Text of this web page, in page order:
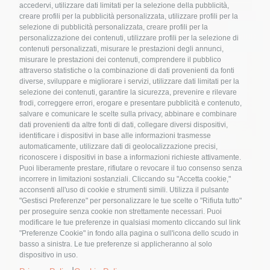
accedervi, utilizzare dati limitati per la selezione della pubblicità,
creare profili per la pubblicità personalizzata, utilizzare profili per la
selezione di pubblicità personalizzata, creare profili per la
personalizzazione dei contenuti, utilizzare profili per la selezione di
contenuti personalizzati, misurare le prestazioni degli annunci,
misurare le prestazioni dei contenuti, comprendere il pubblico
attraverso statistiche o la combinazione di dati provenienti da fonti
diverse, sviluppare e migliorare i servizi, utilizzare dati limitati per la
selezione dei contenuti, garantire la sicurezza, prevenire e rilevare
frodi, correggere errori, erogare e presentare pubblicità e contenuto,
salvare e comunicare le scelte sulla privacy, abbinare e combinare
dati provenienti da altre fonti di dati, collegare diversi dispositivi,
identificare i dispositivi in base alle informazioni trasmesse
automaticamente, utilizzare dati di geolocalizzazione precisi,
riconoscere i dispositivi in base a informazioni richieste attivamente.
Puoi liberamente prestare, rifiutare o revocare il tuo consenso senza
incorrere in limitazioni sostanziali. Cliccando su "Accetta cookie,"
acconsenti all'uso di cookie e strumenti simili. Utilizza il pulsante
"Gestisci Preferenze" per personalizzare le tue scelte o "Rifiuta tutto"
per proseguire senza cookie non strettamente necessari. Puoi
modificare le tue preferenze in qualsiasi momento cliccando sul link
"Preferenze Cookie" in fondo alla pagina o sull'icona dello scudo in
basso a sinistra. Le tue preferenze si applicheranno al solo
dispositivo in uso.
Webinar
Accesso al cibo sano: Un diritto di tutti!
Webinar
Il ruolo delle istituzioni: quale e come
coinvolgerle
Nome *
Email*